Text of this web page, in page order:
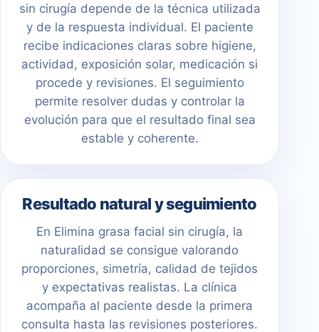
sin cirugía depende de la técnica utilizada
y de la respuesta individual. El paciente
recibe indicaciones claras sobre higiene,
actividad, exposición solar, medicación si
procede y revisiones. El seguimiento
permite resolver dudas y controlar la
evolución para que el resultado final sea
estable y coherente.
Resultado natural y seguimiento
En Elimina grasa facial sin cirugía, la
naturalidad se consigue valorando
proporciones, simetría, calidad de tejidos
y expectativas realistas. La clínica
acompaña al paciente desde la primera
consulta hasta las revisiones posteriores.